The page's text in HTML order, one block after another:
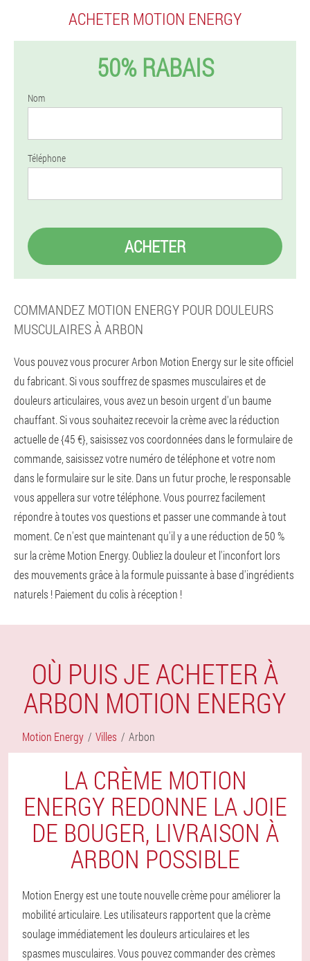
ACHETER MOTION ENERGY
50% RABAIS
Nom
Téléphone
ACHETER
COMMANDEZ MOTION ENERGY POUR DOULEURS
MUSCULAIRES À ARBON
Vous pouvez vous procurer Arbon Motion Energy sur le site officiel
du fabricant. Si vous souffrez de spasmes musculaires et de
douleurs articulaires, vous avez un besoin urgent d'un baume
chauffant. Si vous souhaitez recevoir la crème avec la réduction
actuelle de {45 €}, saisissez vos coordonnées dans le formulaire de
commande, saisissez votre numéro de téléphone et votre nom
dans le formulaire sur le site. Dans un futur proche, le responsable
vous appellera sur votre téléphone. Vous pourrez facilement
répondre à toutes vos questions et passer une commande à tout
moment. Ce n'est que maintenant qu'il y a une réduction de 50 %
sur la crème Motion Energy. Oubliez la douleur et l'inconfort lors
des mouvements grâce à la formule puissante à base d'ingrédients
naturels ! Paiement du colis à réception !
OÙ PUIS JE ACHETER À
ARBON MOTION ENERGY
Motion Energy Villes Arbon
LA CRÈME MOTION
ENERGY REDONNE LA JOIE
DE BOUGER, LIVRAISON À
ARBON POSSIBLE
Motion Energy est une toute nouvelle crème pour améliorer la
mobilité articulaire. Les utilisateurs rapportent que la crème
soulage immédiatement les douleurs articulaires et les
spasmes musculaires. Vous pouvez commander des crèmes